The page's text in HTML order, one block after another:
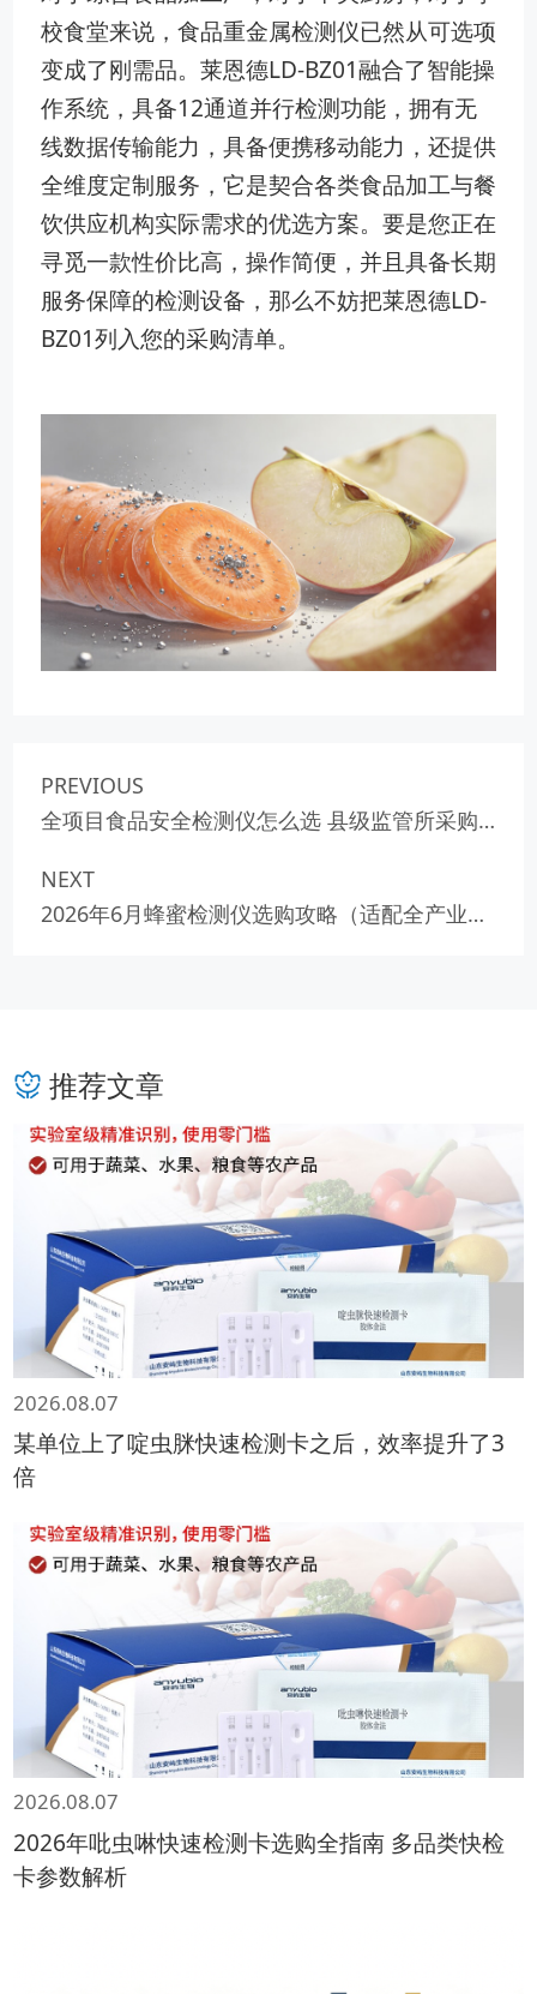
校食堂来说，食品重金属检测仪已然从可选项
变成了刚需品。莱恩德LD-BZ01融合了智能操
作系统，具备12通道并行检测功能，拥有无
线数据传输能力，具备便携移动能力，还提供
全维度定制服务，它是契合各类食品加工与餐
饮供应机构实际需求的优选方案。要是您正在
寻觅一款性价比高，操作简便，并且具备长期
服务保障的检测设备，那么不妨把莱恩德LD-
BZ01列入您的采购清单。
PREVIOUS
全项目食品安全检测仪怎么选 县级监管所采购
NEXT
2026年6月蜂蜜检测仪选购攻略（适配全产业链
推荐文章
2026.08.07
某单位上了啶虫脒快速检测卡之后，效率提升了3
倍
2026.08.07
2026年吡虫啉快速检测卡选购全指南 多品类快检
卡参数解析